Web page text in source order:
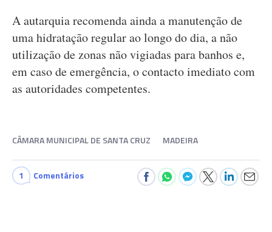
A autarquia recomenda ainda a manutenção de
uma hidratação regular ao longo do dia, a não
utilização de zonas não vigiadas para banhos e,
em caso de emergência, o contacto imediato com
as autoridades competentes.
CÂMARA MUNICIPAL DE SANTA CRUZ MADEIRA
1 Comentários